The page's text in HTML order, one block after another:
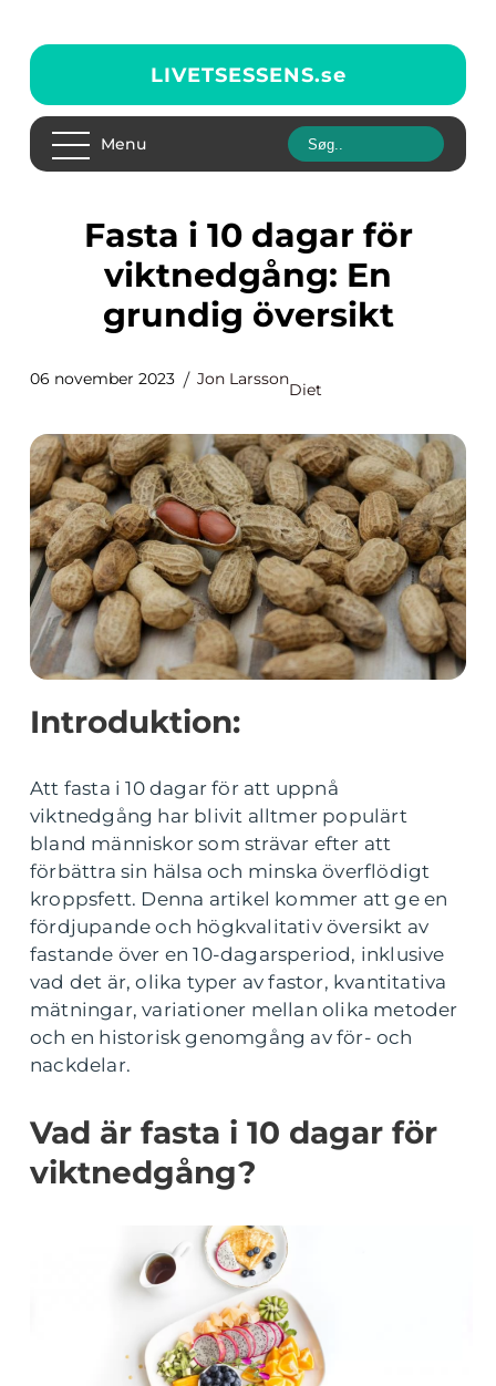
LIVETSESSENS.se
Menu
Fasta i 10 dagar för
viktnedgång: En
grundig översikt
06 november 2023 Jon Larsson
Diet
Introduktion:
Att fasta i 10 dagar för att uppnå
viktnedgång har blivit alltmer populärt
bland människor som strävar efter att
förbättra sin hälsa och minska överflödigt
kroppsfett. Denna artikel kommer att ge en
fördjupande och högkvalitativ översikt av
fastande över en 10-dagarsperiod, inklusive
vad det är, olika typer av fastor, kvantitativa
mätningar, variationer mellan olika metoder
och en historisk genomgång av för- och
nackdelar.
Vad är fasta i 10 dagar för
viktnedgång?